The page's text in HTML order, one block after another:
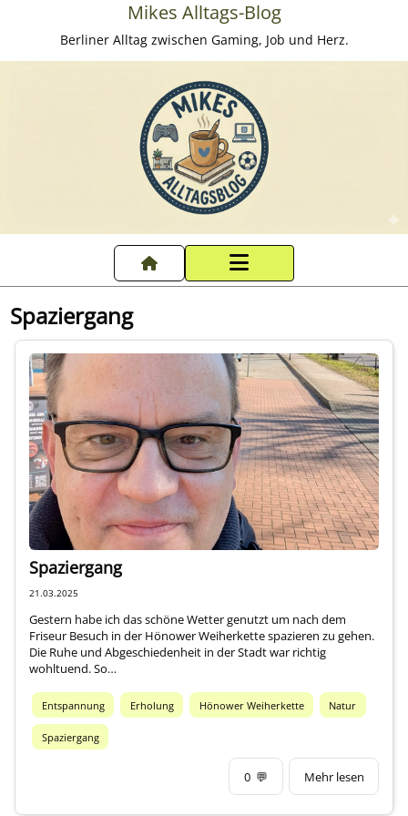
Mikes Alltags-Blog
Berliner Alltag zwischen Gaming, Job und Herz.
Startseite
Datenschutzerklärung
Impressum
Über mich
Spaziergang
Spaziergang
21.03.2025
Gestern habe ich das schöne Wetter genutzt um nach dem
Friseur Besuch in der Hönower Weiherkette spazieren zu gehen.
Die Ruhe und Abgeschiedenheit in der Stadt war richtig
wohltuend. So…
Entspannung Erholung Hönower Weiherkette Natur
Spaziergang
0 💬 Mehr lesen